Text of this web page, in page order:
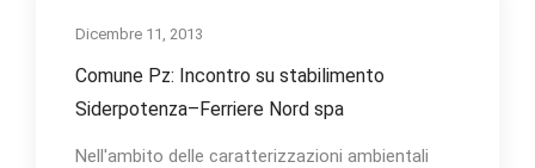
Dicembre 11, 2013
Comune Pz: Incontro su stabilimento
Siderpotenza–Ferriere Nord spa
Nell'ambito delle caratterizzazioni ambientali